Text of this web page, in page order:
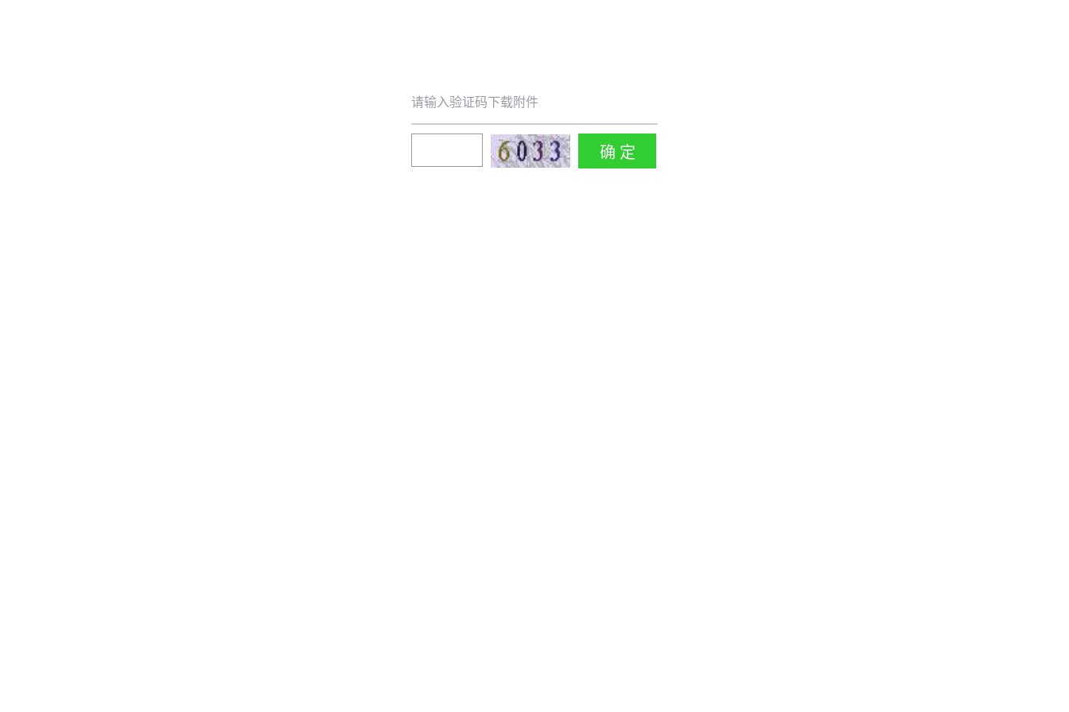
请输入验证码下载附件